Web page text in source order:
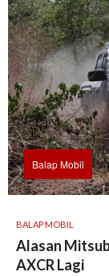
Balap Mobil
BALAP MOBIL
Alasan
AXCR Lagi